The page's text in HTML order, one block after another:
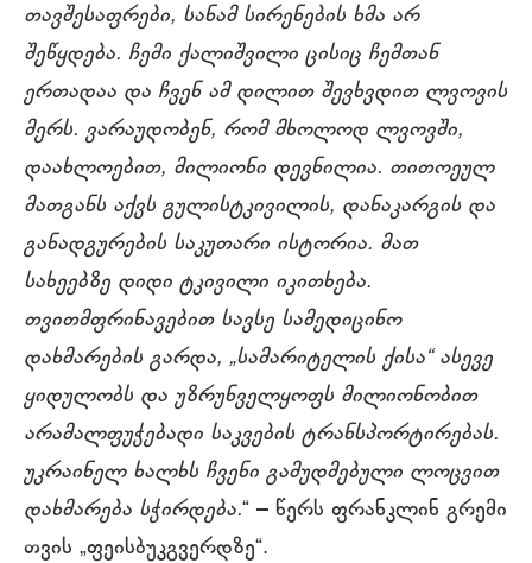
თავშესაფრები, სანამ სირენების ხმა არ
შეწყდება. ჩემი ქალიშვილი ცისიც ჩემთან
ერთადაა და ჩვენ ამ დილით შევხვდით ლვოვის
მერს. ვარაუდობენ, რომ მხოლოდ ლვოვში,
დაახლოებით, მილიონი დევნილია. თითოეულ
მათგანს აქვს გულისტკივილის, დანაკარგის და
განადგურების საკუთარი ისტორია. მათ
სახეებზე დიდი ტკივილი იკითხება.
თვითმფრინავებით სავსე სამედიცინო
დახმარების გარდა, „სამარიტელის ქისა“ ასევე
ყიდულობს და უზრუნველყოფს მილიონობით
არამალფუჭებადი საკვების ტრანსპორტირებას.
უკრაინელ ხალხს ჩვენი გამუდმებული ლოცვით
დახმარება სჭირდება.“ – წერს ფრანკლინ გრემი
თვის „ფეისბუკგვერდზე“.